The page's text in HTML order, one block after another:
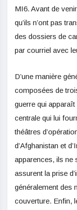
MI6. Avant de
qu’ils n’ont pas
des dossiers de
par courriel avec
D’une manière
composées de
guerre qui
centrale qui lui
théâtres
d’Afghanistan et
apparences, ils ne
assurent la prise
généralement des
couverture. Enfin,